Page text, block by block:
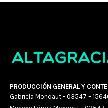
PRODUCCIÓN GENERAL Y
Gabriela Monqaut - 03547 –